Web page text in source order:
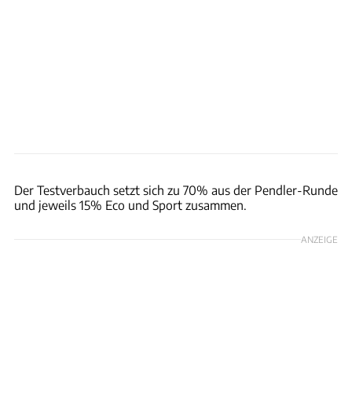
Der Testverbauch setzt sich zu 70% aus der Pendler-Runde
und jeweils 15% Eco und Sport zusammen.
ANZEIGE